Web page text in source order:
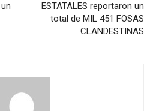
ESTATALES reportaron un
total de MIL 451 FOSAS
CLANDESTINAS